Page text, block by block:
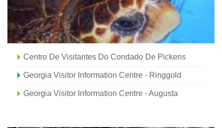
Centro De Visitantes Do Condado De Pickens
Georgia Visitor Information Centre - Ringgold
Georgia Visitor Information Centre - Augusta